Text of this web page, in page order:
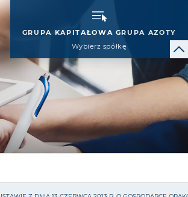
GRUPA KAPITAŁOWA GRUPA AZOTY
Wybierz spółkę